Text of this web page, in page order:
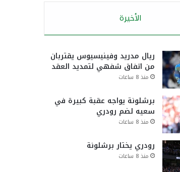
الأخيرة
ريال مدريد وفينيسيوس يقتربان
من اتفاق شفهي لتمديد العقد
منذ 8 ساعات
برشلونة يواجه عقبة كبيرة في
سعيه لضم رودري
منذ 8 ساعات
رودري يختار برشلونة
منذ 8 ساعات